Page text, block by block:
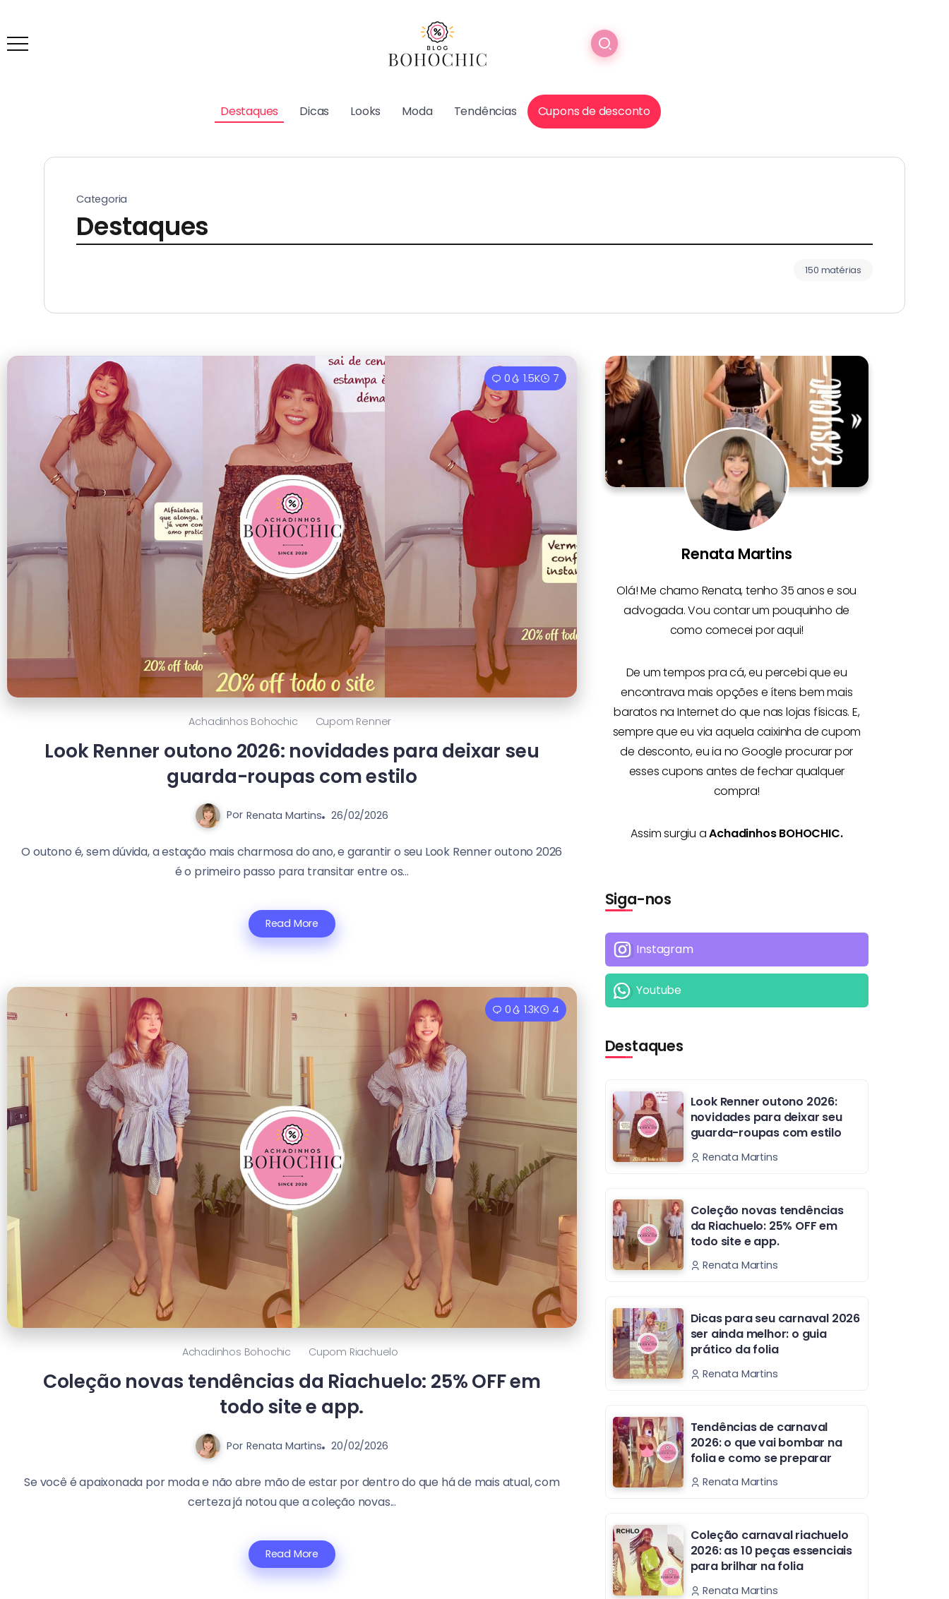
Destaques Dicas Looks Moda Tendências Cupons de desconto
Categoria
Destaques
150 matérias
0 1.5K 7
Achadinhos Bohochic Cupom Renner
Look Renner outono 2026: novidades para deixar seu
guarda-roupas com estilo
Por Renata Martins 26/02/2026
O outono é, sem dúvida, a estação mais charmosa do ano, e garantir o seu Look Renner outono 2026
é o primeiro passo para transitar entre os...
Read More
0 1.3K 4
Achadinhos Bohochic Cupom Riachuelo
Coleção novas tendências da Riachuelo: 25% OFF em
todo site e app.
Por Renata Martins 20/02/2026
Se você é apaixonada por moda e não abre mão de estar por dentro do que há de mais atual, com
certeza já notou que a coleção novas...
Read More
Renata Martins
Olá! Me chamo Renata, tenho 35 anos e sou
advogada. Vou contar um pouquinho de
como comecei por aqui!
De um tempos pra cá, eu percebi que eu
encontrava mais opções eítens bem mais
baratos na Internetdo que nas lojas físicas. E,
sempre que eu via aquela caixinha de cupom
de desconto, eu ia no Google procurar por
esses cupons antes de fechar qualquer
compra!
Assim surgiu aAchadinhos BOHOCHIC.
Siga-nos
Instagram
Youtube
Destaques
Look Renner outono 2026:
novidades para deixar seu
guarda-roupas com estilo
Renata Martins
Coleção novas tendências
da Riachuelo: 25% OFF em
todo site e app.
Renata Martins
Dicas para seu carnaval 2026
ser ainda melhor: o guia
prático da folia
Renata Martins
Tendências de carnaval
2026: o que vai bombar na
folia e como se preparar
Renata Martins
Coleção carnaval riachuelo
2026: as 10 peças essenciais
para brilhar na folia
Renata Martins